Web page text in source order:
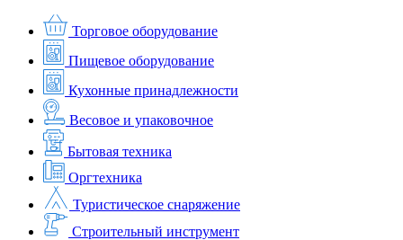
Торговое оборудование
Пищевое оборудование
Кухонные принадлежности
Весовое и упаковочное
Бытовая техника
Оргтехника
Туристическое снаряжение
Строительный инструмент